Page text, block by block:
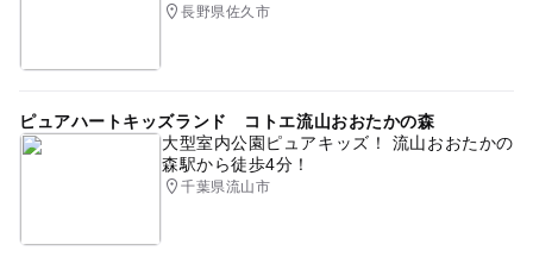
長野県佐久市
ピュアハートキッズランド コトエ流山おおたかの森
大型室内公園ピュアキッズ！ 流山おおたかの
森駅から徒歩4分！
千葉県流山市